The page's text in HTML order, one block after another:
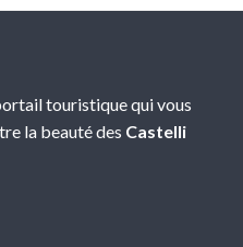
touristique qui vous
la beauté des Castelli